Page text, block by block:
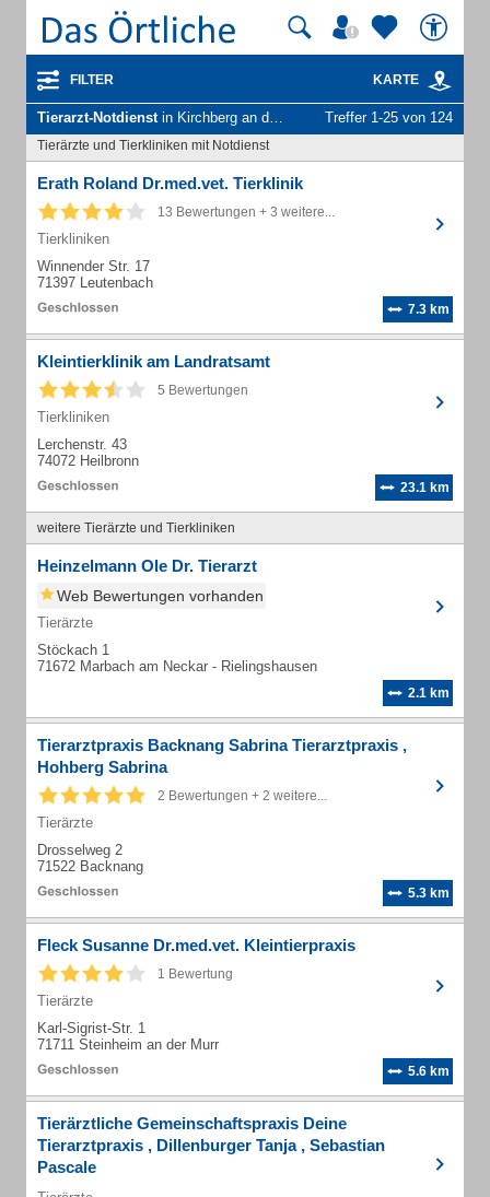
FILTER KARTE
Tierarzt-Notdienstin Kirchberg an der Murr Treffer 1-25 von 124
Tierärzte und Tierkliniken mit Notdienst
Erath Roland Dr.med.vet. Tierklinik
13 Bewertungen + 3 weitere...
Tierkliniken
Winnender Str. 17
71397 Leutenbach
7.3 km
Kleintierklinik am Landratsamt
5 Bewertungen
Tierkliniken
Lerchenstr. 43
74072 Heilbronn
23.1 km
weitere Tierärzte und Tierkliniken
Heinzelmann Ole Dr. Tierarzt
Web Bewertungen vorhanden
Tierärzte
Stöckach 1
71672 Marbach am Neckar - Rielingshausen
2.1 km
Tierarztpraxis Backnang Sabrina Tierarztpraxis ,
Hohberg Sabrina
2 Bewertungen + 2 weitere...
Tierärzte
Drosselweg 2
71522 Backnang
5.3 km
Fleck Susanne Dr.med.vet. Kleintierpraxis
1 Bewertung
Tierärzte
Karl-Sigrist-Str. 1
71711 Steinheim an der Murr
5.6 km
Tierärztliche Gemeinschaftspraxis Deine
Tierarztpraxis , Dillenburger Tanja , Sebastian
Pascale